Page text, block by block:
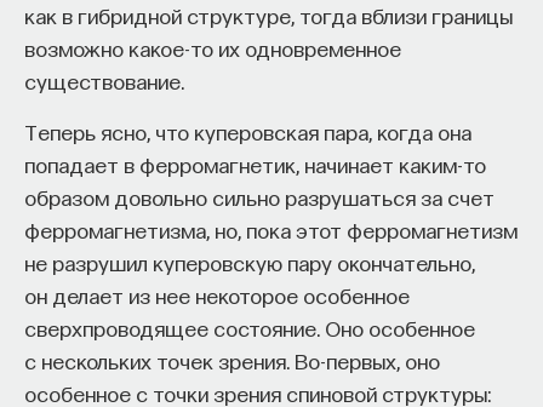
как в гибридной структуре, тогда вблизи границы
возможно какое-то их одновременное
существование.
Теперь ясно, что куперовская пара, когда она
попадает в ферромагнетик, начинает каким-то
образом довольно сильно разрушаться за счет
ферромагнетизма, но, пока этот ферромагнетизм
не разрушил куперовскую пару окончательно,
он делает из нее некоторое особенное
сверхпроводящее состояние. Оно особенное
с нескольких точек зрения. Во-первых, оно
особенное с точки зрения спиновой структуры:
ПОДДЕРЖАТЬ ПОСТНАУКУ